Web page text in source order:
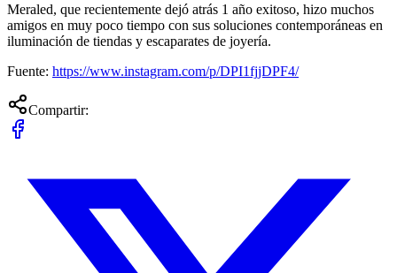
Meraled, que recientemente dejó atrás 1 año exitoso, hizo muchos
amigos en muy poco tiempo con sus soluciones contemporáneas en
iluminación de tiendas y escaparates de joyería.
Fuente: https://www.instagram.com/p/DPI1fjjDPF4/
Compartir: